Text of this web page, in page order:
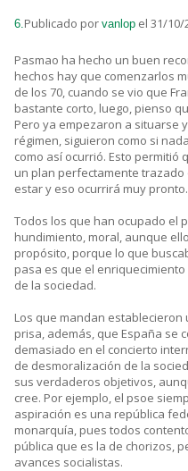
6. Publicado por vanlop el 31/10/
Pasmao ha hecho un buen
hechos hay que comenzarlos
de los 70, cuando se vio que
bastante corto, luego, pienso
Pero ya empezaron a situarse
régimen, siguieron como si
como así ocurrió. Esto permitió
un plan perfectamente
estar y eso ocurrirá muy pronto.
Todos los que han ocupado el
hundimiento, moral, aunque
propósito, porque lo que
pasa es que el
de la sociedad.
Los que mandan
prisa, además, que España se
demasiado en el concierto
de desmoralización de la
sus verdaderos objetivos,
cree. Por ejemplo, el psoe
aspiración es una república
monarquía, pues todos
pública que es la de chorizos,
avances socialistas.